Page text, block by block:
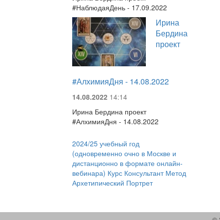
#НаблюдаяДень - 17.09.2022
Ирина
Бердина
проект
#АлхимияДня - 14.08.2022
14.08.2022 14:14
Ирина Бердина проект
#АлхимияДня - 14.08.2022
2024/25 учебный год
(одновременно очно в Москве и
дистанционно в формате онлайн-
вебинара) Курс Консультант Метод
Архетипический Портрет